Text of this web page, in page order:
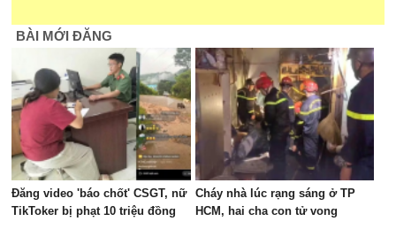
BÀI MỚI ĐĂNG
Đăng video 'báo chốt' CSGT, nữ
TikToker bị phạt 10 triệu đồng
Cháy nhà lúc rạng sáng ở TP
HCM, hai cha con tử vong